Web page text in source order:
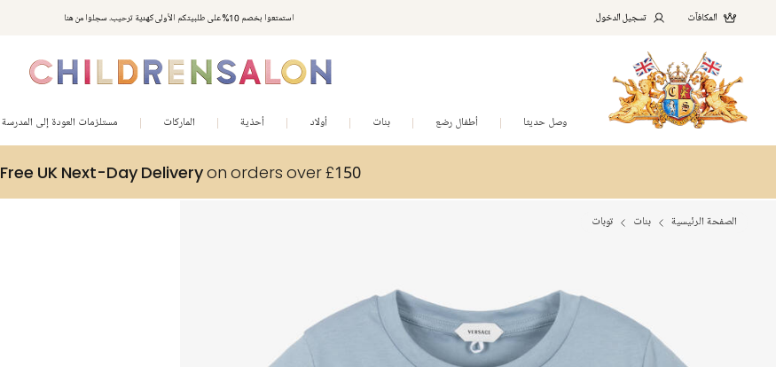
استمتعوا بخصم 10% على طلبيتكم الأولى كهدية ترحيب. سجلوا من هنا المكافآت تسجيل الدخول
وصل حديثا أطفال رضع بنات أولاد أحذية الماركات مستلزمات العودة إلى المدرسة
Free UK Next-Day Deliveryon orders over £150
الصفحة الرئيسية بنات توبات